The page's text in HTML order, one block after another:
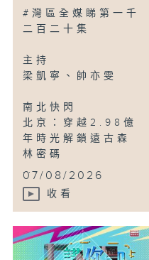
珠海：大灣區車友
惠州：粵BA惠州主
上海：小眾EDC潮
蘇州：把春天搬進
鳥瞰神州
雲南洱源：千鷺歸
#灣區全媒睇第一千
二百二十集
主持
梁凱寧、帥亦雯
南北快閃
北京：穿越2.98億
年時光解鎖遠古森
林密碼
...
07/08/2026
收看